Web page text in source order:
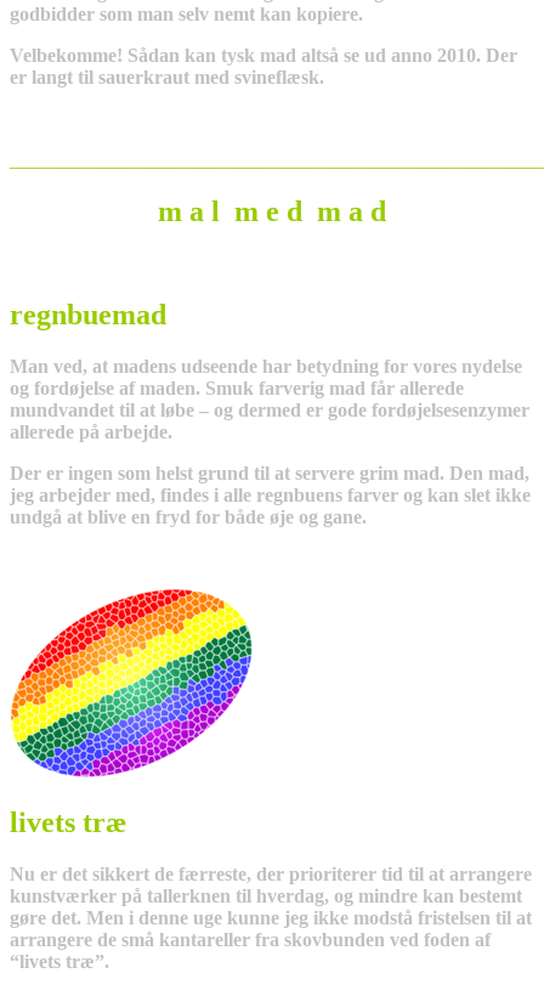
godbidder som man selv nemt kan kopiere.
Velbekomme! Sådan kan tysk mad altså se ud anno 2010. Der
er langt til sauerkraut med svineflæsk.
m a l m e d m a d
regnbuemad
Man ved, at madens udseende har betydning for vores nydelse
og fordøjelse af maden. Smuk farverig mad får allerede
mundvandet til at løbe – og dermed er gode fordøjelsesenzymer
allerede på arbejde.
Der er ingen som helst grund til at servere grim mad. Den mad,
jeg arbejder med, findes i alle regnbuens farver og kan slet ikke
undgå at blive en fryd for både øje og gane.
livets træ
Nu er det sikkert de færreste, der prioriterer tid til at arrangere
kunstværker på tallerknen til hverdag, og mindre kan bestemt
gøre det. Men i denne uge kunne jeg ikke modstå fristelsen til at
arrangere de små kantareller fra skovbunden ved foden af
“livets træ”.